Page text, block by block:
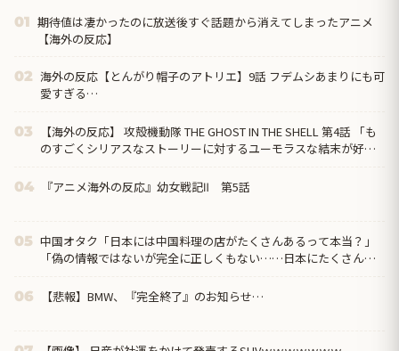
01 期待値は凄かったのに放送後すぐ話題から消えてしまったアニメ
【海外の反応】
02 海外の反応【とんがり帽子のアトリエ】9話 フデムシあまりにも可
愛すぎる…
03
【海外の反応】 攻殻機動隊 THE GHOST IN THE SHELL 第4話 「も
のすごくシリアスなストーリーに対するユーモラスな結末が好
04 『アニメ海外の反応』幼女戦記Ⅱ 第5話
05 中国オタク「日本には中国料理の店がたくさんあるって本当？」
「偽の情報ではないが完全に正しくもない……日本にたくさんあ
06 【悲報】BMW、『完全終了』のお知らせ…